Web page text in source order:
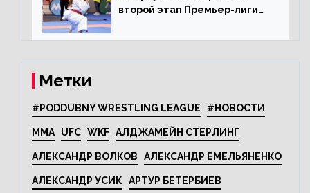
второй этап Премьер-лиги
Метки
#PODDUBNY WRESTLING LEAGUE #НОВОСТИ
MMA UFC WKF АЛДЖАМЕЙН СТЕРЛИНГ
АЛЕКСАНДР ВОЛКОВ АЛЕКСАНДР ЕМЕЛЬЯНЕНКО
АЛЕКСАНДР УСИК АРТУР БЕТЕРБИЕВ